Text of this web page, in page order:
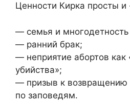
Ценности Кирка просты и
— семья и многодетность
— ранний брак;
— неприятие абортов как
убийства»;
— призыв к возвращению
по заповедям.